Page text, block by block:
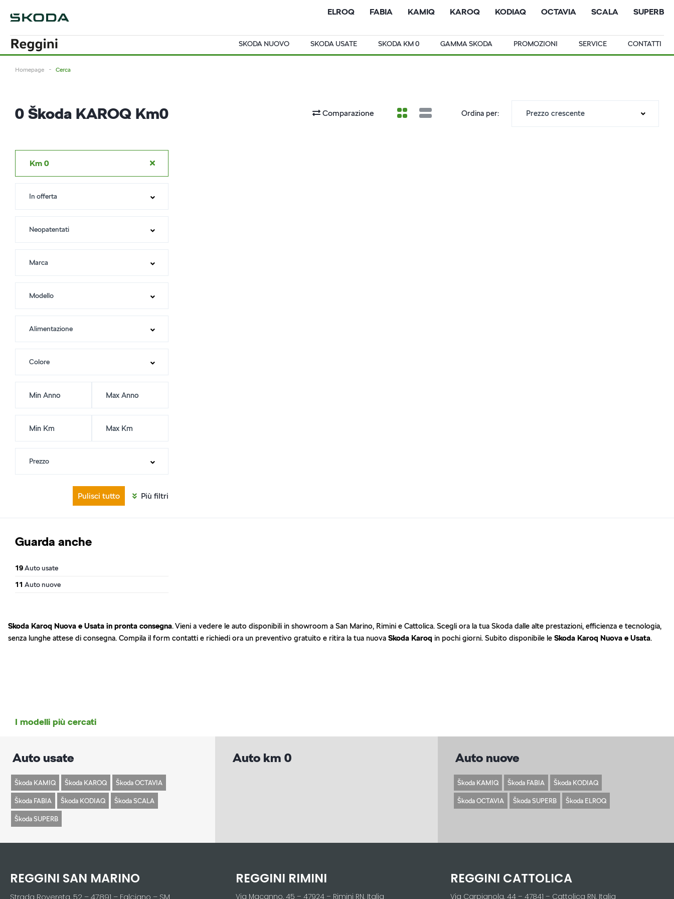
ELROQ FABIA KAMIQ KAROQ KODIAQ OCTAVIA SCALA SUPERB
SKODA NUOVO SKODA USATE SKODA KM 0 GAMMA SKODA PROMOZIONI SERVICE CONTATTI
Homepage Cerca
0 Škoda KAROQ Km0 Comparazione Ordina per: Prezzo crescente
Km 0
Pulisci tutto Più filtri
Guarda anche
19Auto usate
11 Auto nuove
Skoda Karoq Nuova e Usata in pronta consegna. Vieni a vedere le auto disponibili in showroom a San Marino, Rimini e Cattolica. Scegli ora la tua Skoda dalle alte prestazioni, efficienza e tecnologia,
senza lunghe attese di consegna. Compila il form contatti e richiedi ora un preventivo gratuito e ritira la tua nuova Skoda Karoq in pochi giorni. Subito disponibile le Skoda Karoq Nuova e Usata.
I modelli più cercati
Auto usate
Škoda KAMIQ Škoda KAROQ Škoda OCTAVIA
Škoda FABIA Škoda KODIAQ Škoda SCALA
Škoda SUPERB
Auto km 0 Auto nuove
Škoda KAMIQ Škoda FABIA Škoda KODIAQ
Škoda OCTAVIA Škoda SUPERB Škoda ELROQ
REGGINI SAN MARINO
Strada Rovereta, 52 – 47891 – Falciano – SM
REGGINI RIMINI
Via Macanno, 45 – 47924 – Rimini RN, Italia
REGGINI CATTOLICA
Via Carpignola, 44 – 47841 – Cattolica RN, Italia